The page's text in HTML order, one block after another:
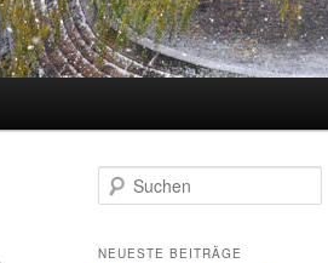
u
h
NEUESTE BEITRÄGE